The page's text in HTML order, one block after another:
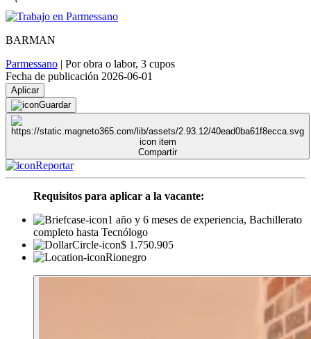
BARMAN
Parmessano | Por obra o labor, 3 cupos
Fecha de publicación 2026-06-01
Aplicar
Guardar
Compartir
Reportar
Requisitos para aplicar a la vacante:
1 año y 6 meses de experiencia, Bachillerato
completo hasta Tecnólogo
$ 1.750.905
Rionegro